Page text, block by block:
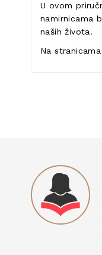
U ovom
namirnicama
naših života.
Na